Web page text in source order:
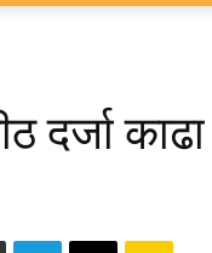
दर्जा काढा